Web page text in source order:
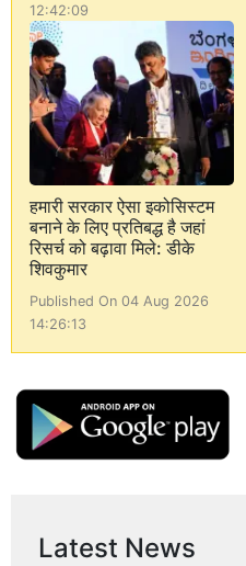
12:42:09
हमारी सरकार ऐसा इकोसिस्टम
बनाने के लिए प्रतिबद्ध है जहां
रिसर्च को बढ़ावा मिले: डीके
शिवकुमार
Published On 04 Aug 2026
14:26:13
Latest News